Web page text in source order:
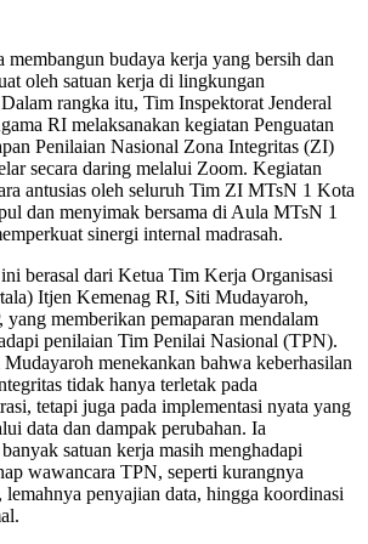
budaya kerja yang bersih dan
oleh satuan kerja di lingkungan
rangka itu, Tim Inspektorat Jenderal
RI melaksanakan kegiatan Penguatan
Penilaian Nasional Zona Integritas (ZI)
secara daring melalui Zoom. Kegiatan
antusias oleh seluruh Tim ZI MTsN 1 Kota
dan menyimak bersama di Aula MTsN 1
sinergi internal madrasah.
berasal dari Ketua Tim Kerja Organisasi
Itjen Kemenag RI, Siti Mudayaroh,
memberikan pemaparan mendalam
penilaian Tim Penilai Nasional (TPN).
menekankan bahwa keberhasilan
tidak hanya terletak pada
tetapi juga pada implementasi nyata yang
data dan dampak perubahan. Ia
satuan kerja masih menghadapi
wawancara TPN, seperti kurangnya
lemahnya penyajian data, hingga koordinasi